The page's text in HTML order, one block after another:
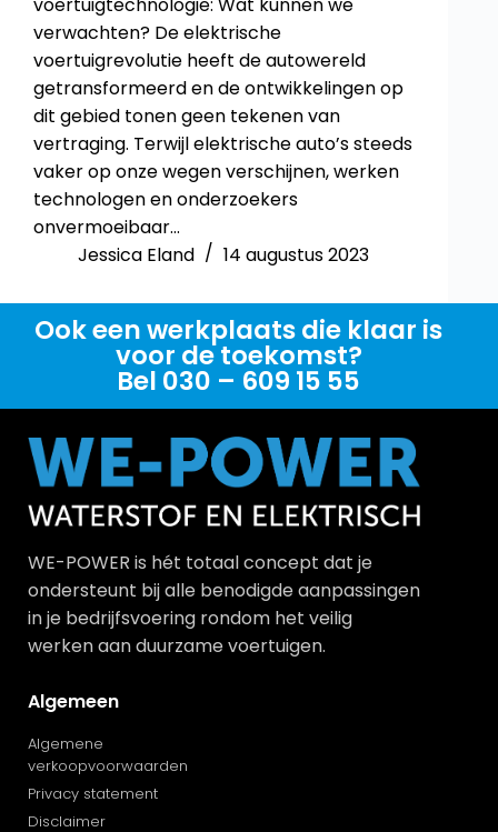
verwachten? De elektrische
voertuigrevolutie heeft de autowereld
getransformeerd en de ontwikkelingen op
dit gebied tonen geen tekenen van
vertraging. Terwijl elektrische auto’s steeds
vaker op onze wegen verschijnen, werken
technologen en onderzoekers
onvermoeibaar…
Jessica Eland
14 augustus 2023
Ook een werkplaats die klaar is
voor de toekomst?
Bel 030 – 609 15 55
WE-POWER is hét totaal concept dat je
ondersteunt bij alle benodigde aanpassingen
in je bedrijfsvoering rondom het veilig
werken aan duurzame voertuigen.
Algemeen
Algemene
verkoopvoorwaarden
Privacy statement
Disclaimer